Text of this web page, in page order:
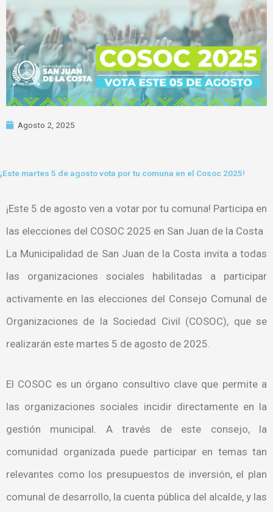
Agosto 2, 2025
¡Este martes 5 de agosto vota por tu comuna en el Cosoc 2025!
¡Este 5 de agosto ven a votar por tu comuna! Participa en
las elecciones del COSOC 2025 en San Juan de la Costa
La Municipalidad de San Juan de la Costa invita a todas
las organizaciones sociales habilitadas a participar
activamente en las elecciones del Consejo Comunal de
Organizaciones de la Sociedad Civil (COSOC), que se
realizarán este martes 5 de agosto de 2025.
El COSOC es un órgano consultivo clave que permite a
las organizaciones sociales incidir directamente en la
gestión municipal. A través de este consejo, la
comunidad organizada puede participar en temas tan
relevantes como los presupuestos de inversión, el plan
comunal de desarrollo, la cuenta pública del alcalde, y las